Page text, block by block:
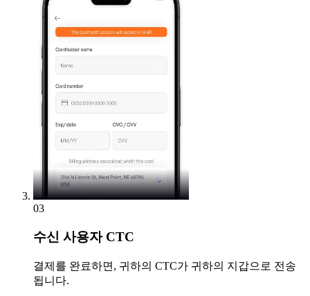
03
수신 사용자 CTC
결제를 완료하면, 귀하의 CTC가 귀하의 지갑으로 전송
됩니다.